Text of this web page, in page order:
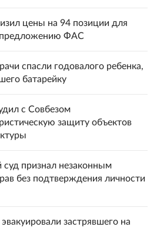
цены на 94 позиции для
ФАС
спасли годовалого ребенка,
батарейку
с Совбезом
защиту объектов
суд признал незаконным
без подтверждения личности
застрявшего на